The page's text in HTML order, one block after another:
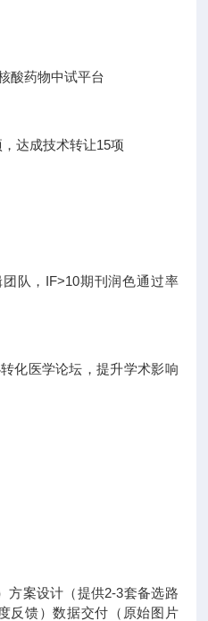
酸药物中试平台
达成技术转让15项
队，IF>10期刊润色通过率
化医学论坛，提升学术影响
方案设计（提供2-3套备选路
反馈）数据交付（原始图片